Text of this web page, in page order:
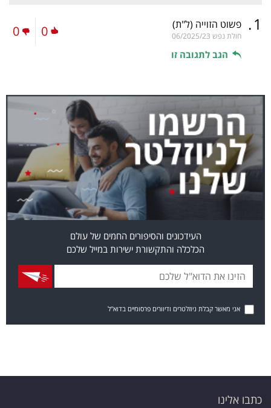
1
. פשוט הזוייה (ל"ת)
חולת נפש 06/2025/23
הגב לתגובה זו
0
0
העידכונים והסיפורים החמים של עולם
הכלכלה והתקשורת ישירות במייל שלכם
אני מאשר קבלת ניוזלטרים ודיוורים פרסומיים בדוא"ל
כתבו אלינו